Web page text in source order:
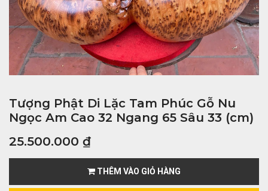
Tượng Phật Di Lặc Tam Phúc Gỗ Nu
Ngọc Am Cao 32 Ngang 65 Sâu 33 (cm)
25.500.000 ₫
THÊM VÀO GIỎ HÀNG